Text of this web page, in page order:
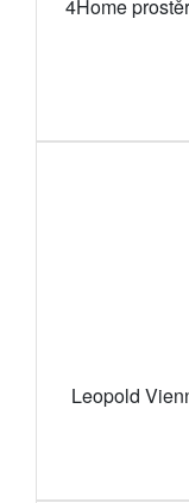
4Home
Leopold